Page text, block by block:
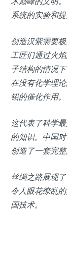
系统的实验和提
创造汉紫需要
工匠们通过火
子结构的情况
在没有化学理
铅的催化作用。
这代表了科学
的知识。中国
创造了一套完
丝绸之路展现
令人眼花缭乱
国技术。